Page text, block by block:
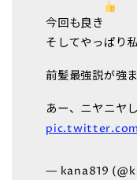
今回も良き
そしてやっぱり
前髪最強説が強
あー、ニヤニヤ
— kana819